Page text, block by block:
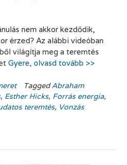
nem akkor kezdődik,
érzed? Az alábbi videóban
világítja meg a teremtés
Gyere, olvasd tovább >>
TaggedAbraham
, Esther Hicks, Forrás energia,
teremtés, Vonzás